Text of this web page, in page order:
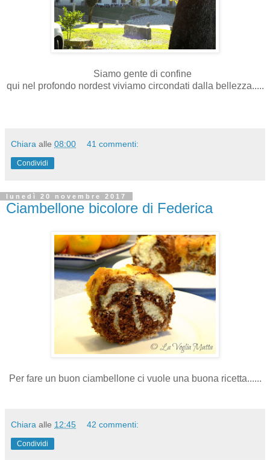
Siamo gente di confine
qui nel profondo nordest viviamo circondati dalla bellezza.....
Chiara alle 08:00 41 commenti:
Condividi
lunedì 20 novembre 2017
Ciambellone bicolore di Federica
Per fare un buon ciambellone ci vuole una buona ricetta......
Chiara alle 12:45 42 commenti:
Condividi